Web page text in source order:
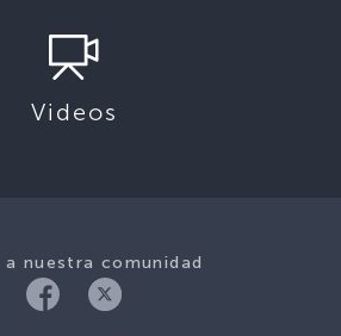
Videos
a nuestra comunidad